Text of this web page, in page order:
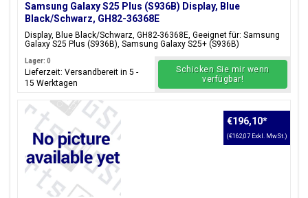
Samsung Galaxy S25 Plus (S936B) Display, Blue
Black/Schwarz, GH82-36368E
Display, Blue Black/Schwarz, GH82-36368E, Geeignet für: Samsung
Galaxy S25 Plus (S936B), Samsung Galaxy S25+ (S936B)
Lager: 0
Lieferzeit: Versandbereit in 5 -
15 Werktagen
Schicken Sie mir wenn
verfügbar!
€196,10*
(€162,07 Exkl. MwSt.)